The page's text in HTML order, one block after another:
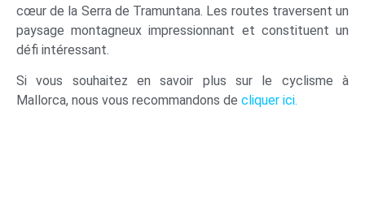
cœur de la Serra de Tramuntana. Les routes traversent un
paysage montagneux impressionnant et constituent un
défi intéressant.
Si vous souhaitez en savoir plus sur le cyclisme à
Mallorca, nous vous recommandons de cliquer ici.